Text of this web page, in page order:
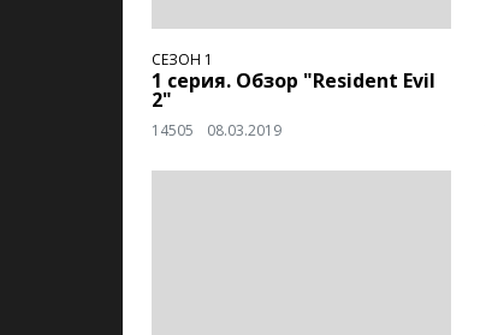
СЕЗОН 1
1 серия. Обзор "Resident Evil
2"
14505 08.03.2019